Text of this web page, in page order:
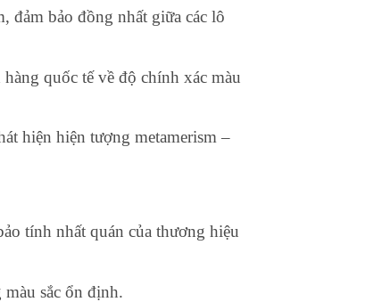
đảm bảo đồng nhất giữa các lô
quốc tế về độ chính xác màu
hiện hiện tượng metamerism –
tính nhất quán của thương hiệu
sắc ổn định.